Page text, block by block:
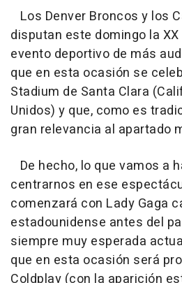
Los Denver Broncos y los
disputan este domingo la XX
evento deportivo de más
que en esta ocasión se
Stadium de Santa Clara
Unidos) y que, como es
gran relevancia al apartado
De hecho, lo que vamos a
centrarnos en ese
comenzará con Lady Gaga
estadounidense antes del
siempre muy esperada
que en esta ocasión será
Coldplay (con la aparición